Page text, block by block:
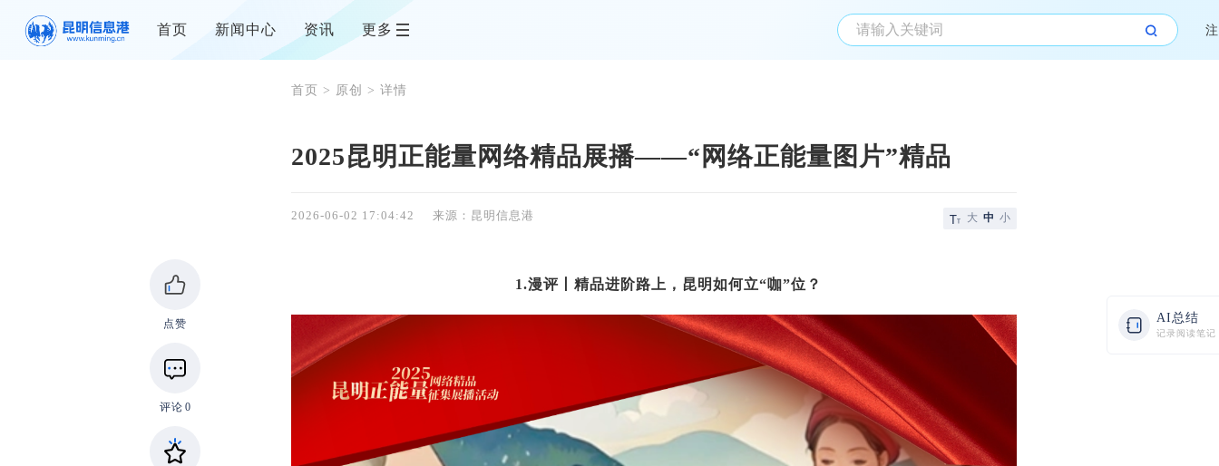
首页 新闻中心 资讯 更多
点赞
评论 0
AI总结
记录阅读笔记
首页 > 原创 > 详情
2025昆明正能量网络精品展播——“网络正能量图片”精品
2026-06-02 17:04:42 来源：昆明信息港 大 中 小
1.漫评丨精品进阶路上，昆明如何立“咖”位？